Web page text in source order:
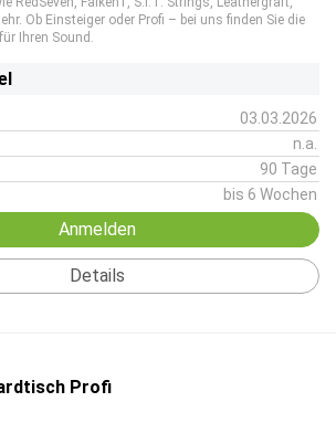
Ob Einsteiger oder Profi – bei uns finden Sie die
Ihren Sound.
03.03.2026
n.a.
90 Tage
bis 6 Wochen
Anmelden
Details
Profi